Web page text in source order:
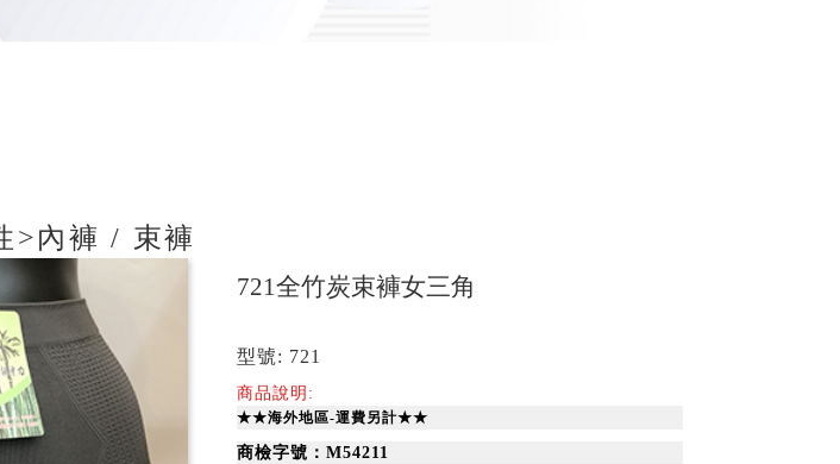
>內褲 / 束褲
721全竹炭束褲女三角
型號: 721
商品說明:
★★海外地區-運費另計★★
商檢字號：M54211